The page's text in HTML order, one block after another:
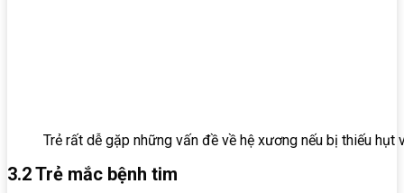
Trẻ rất dễ gặp những vấn đề về hệ xương nếu bị thiếu hụt
3.2 Trẻ mắc bệnh tim